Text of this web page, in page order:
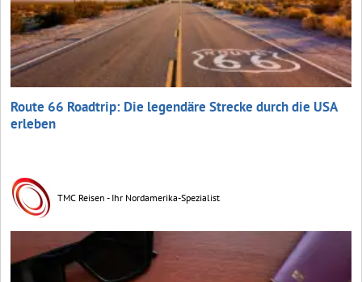
Route 66 Roadtrip: Die legendäre Strecke durch die USA
erleben
TMC Reisen - Ihr Nordamerika-Spezialist